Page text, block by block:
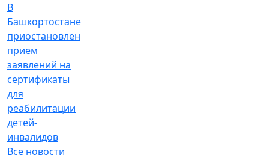
В
Башкортостане
приостановлен
прием
заявлений на
сертификаты
для
реабилитации
детей-
инвалидов
Все новости